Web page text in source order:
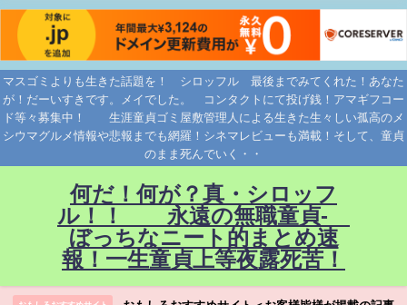
マスゴミよりも生きた話題を！ シロッフル 最後までみてくれた！あなた
が！だーいすきです。メイでした。 コンタクトにて投げ銭！アマギフコー
ド等々募集中！ 生涯童貞ゴミ屋敷管理人による生きた生々しい孤高のメ
シウマグルメ情報や悲報までも網羅！シネマレビューも満載！そして、童貞
のまま死んでいく・・
何だ！何が？真・シロッフ
ル！！ 永遠の無職童貞-
ぼっちなニート的まとめ速
報！一生童貞上等夜露死苦！